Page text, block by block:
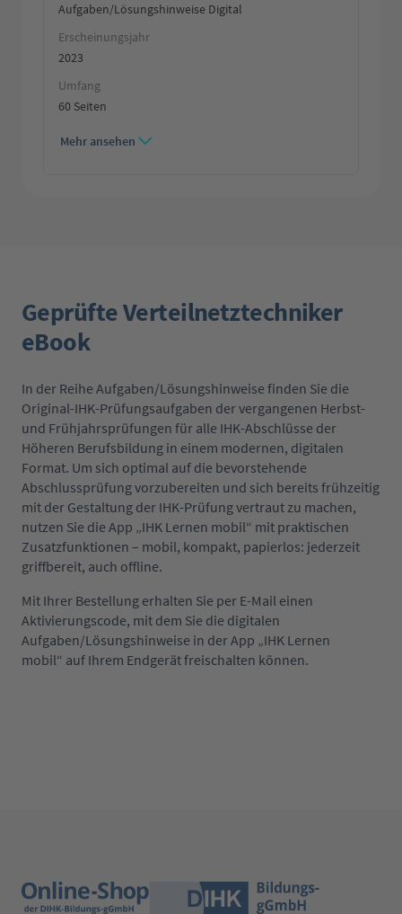
Aufgaben/Lösungshinweise Digital
Erscheinungsjahr
2023
Umfang
60 Seiten
Mehr ansehen
Geprüfte Verteilnetztechniker
eBook
In der Reihe Aufgaben/Lösungshinweise finden Sie die
Original-IHK-Prüfungsaufgaben der vergangenen Herbst-
und Frühjahrsprüfungen für alle IHK-Abschlüsse der
Höheren Berufsbildung in einem modernen, digitalen
Format. Um sich optimal auf die bevorstehende
Abschlussprüfung vorzubereiten und sich bereits frühzeitig
mit der Gestaltung der IHK-Prüfung vertraut zu machen,
nutzen Sie die App „IHK Lernen mobil“ mit praktischen
Zusatzfunktionen – mobil, kompakt, papierlos: jederzeit
griffbereit, auch offline.
Mit Ihrer Bestellung erhalten Sie per E-Mail einen
Aktivierungscode, mit dem Sie die digitalen
Aufgaben/Lösungshinweise in der App „IHK Lernen
mobil“ auf Ihrem Endgerät freischalten können.